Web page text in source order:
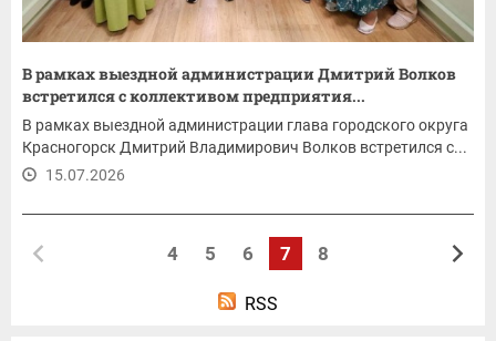
В рамках выездной администрации Дмитрий Волков
встретился с коллективом предприятия...
В рамках выездной администрации глава городского округа
Красногорск Дмитрий Владимирович Волков встретился с...
15.07.2026
4 5 6 7 8
RSS